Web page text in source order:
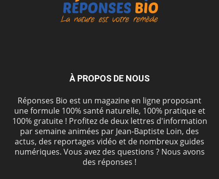
À PROPOS DE NOUS
Réponses Bio est un magazine en ligne proposant
une formule 100% santé naturelle, 100% pratique et
100% gratuite ! Profitez de deux lettres d'information
par semaine animées par Jean-Baptiste Loin, des
actus, des reportages vidéo et de nombreux guides
numériques. Vous avez des questions ? Nous avons
des réponses !